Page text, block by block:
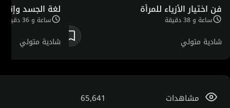
فن اختيار الأزياء للمرأة
ساعة و 38 دقيقة
شادية متولي
لغة الجسد
ساعة و 36 دقيقة
شادية متولي
مشاهدات 65,641